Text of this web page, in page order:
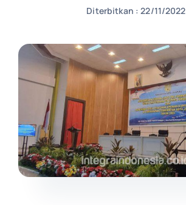
CONTACT US
Diterbitkan : 22/11/2022